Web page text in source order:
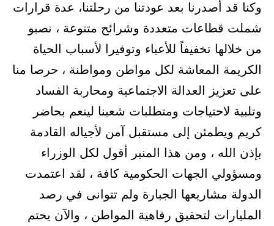
وكنا قد أصدرنا بعد عودتنا من رحلتنا، عدة قرارات
شملت قطاعات متعددة وشرائح متنوعة ، نصبو
من خلالها تخفيفاً للأعباء وتوفيرا لأسباب الحياة
الكريمة المعاشة لكل مواطن ومواطنة ، حرصا منا
على تعزيز العدالة الاجتماعية ومحاربة الفساد
وتلبية لاحتياجات ومتطلبات شعبنا لينعم بحاضر
كريم ويطمئن إلى مستقبل آمن لأجياله القادمة
بإذن الله ، ومن هذا المنبر أقول لكل الوزراء
ومسؤولي الجهات الحكومية كافة ، لقد اعتمدت
الدولة مشاريعها الجبارة ولم تتوانى في رصد
المليارات لتحقيق رفاهية المواطن ، والآن يحتم